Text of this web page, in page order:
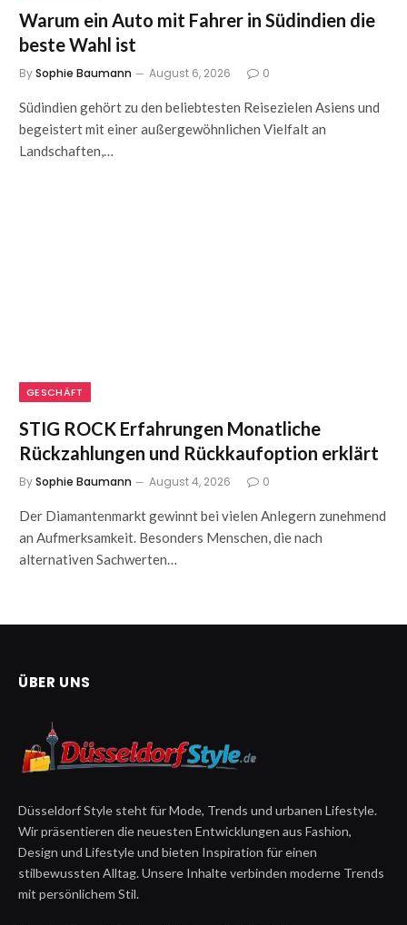
Warum ein Auto mit Fahrer in Südindien die
beste Wahl ist
BySophie Baumann August 6, 2026 0
Südindien gehört zu den beliebtesten Reisezielen Asiens und
begeistert mit einer außergewöhnlichen Vielfalt an
Landschaften,…
GESCHÄFT
STIG ROCK Erfahrungen Monatliche
Rückzahlungen und Rückkaufoption erklärt
BySophie Baumann August 4, 2026 0
Der Diamantenmarkt gewinnt bei vielen Anlegern zunehmend
an Aufmerksamkeit. Besonders Menschen, die nach
alternativen Sachwerten…
ÜBER UNS
Düsseldorf Style steht für Mode, Trends und urbanen Lifestyle.
Wir präsentieren die neuesten Entwicklungen aus Fashion,
Design und Lifestyle und bieten Inspiration für einen
stilbewussten Alltag. Unsere Inhalte verbinden moderne Trends
mit persönlichem Stil.